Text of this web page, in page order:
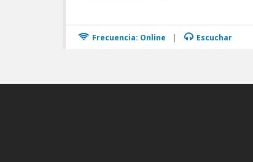
Frecuencia: Online | Escuchar